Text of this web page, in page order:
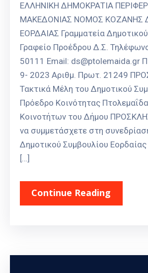
ΕΛΛΗΝΙΚΗ ΔΗΜΟΚΡΑΤΙΑ
ΜΑΚΕΔΟΝΙΑΣ ΝΟΜΟΣ ΚΟΖΑΝΗΣ
ΕΟΡΔΑΙΑΣ Γραμματεία
Γραφείο Προέδρου Δ.Σ.
50111 Email: ds@ptolemaida.gr
9- 2023 Αριθμ. Πρωτ. 21249
Τακτικά Μέλη του Δημοτικού
Πρόεδρο Κοινότητας
Κοινοτήτων του Δήμου
να συμμετάσχετε στη
Δημοτικού Συμβουλίου Εορδαίας
[…]
Continue Reading